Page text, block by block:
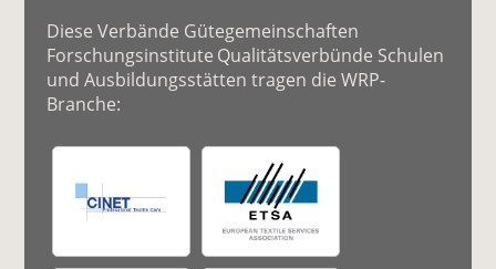
Diese Verbände Gütegemeinschaften
Forschungsinstitute Qualitätsverbünde Schulen
und Ausbildungsstätten tragen die WRP-
Branche: